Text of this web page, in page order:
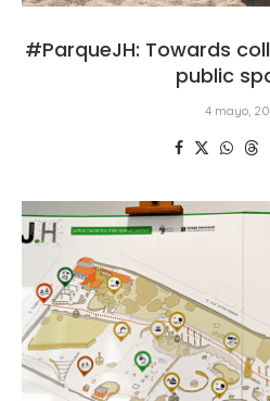
#ParqueJH: Towards
public
4 mayo,